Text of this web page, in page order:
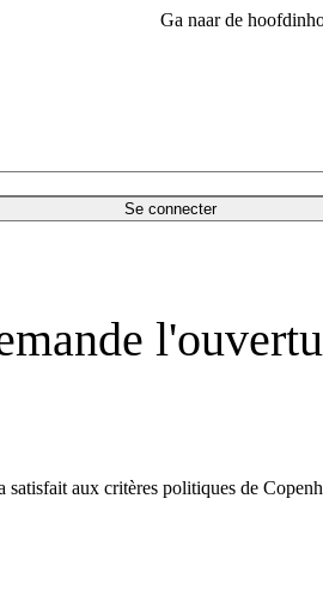
Ga naar de
Se connecter
aux critères politiques de